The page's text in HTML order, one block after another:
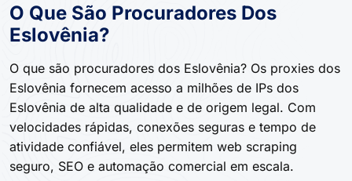
O Que São Procuradores Dos
Eslovênia?
O que são procuradores dos Eslovênia? Os proxies dos
Eslovênia fornecem acesso a milhões de IPs dos
Eslovênia de alta qualidade e de origem legal. Com
velocidades rápidas, conexões seguras e tempo de
atividade confiável, eles permitem web scraping
seguro, SEO e automação comercial em escala.